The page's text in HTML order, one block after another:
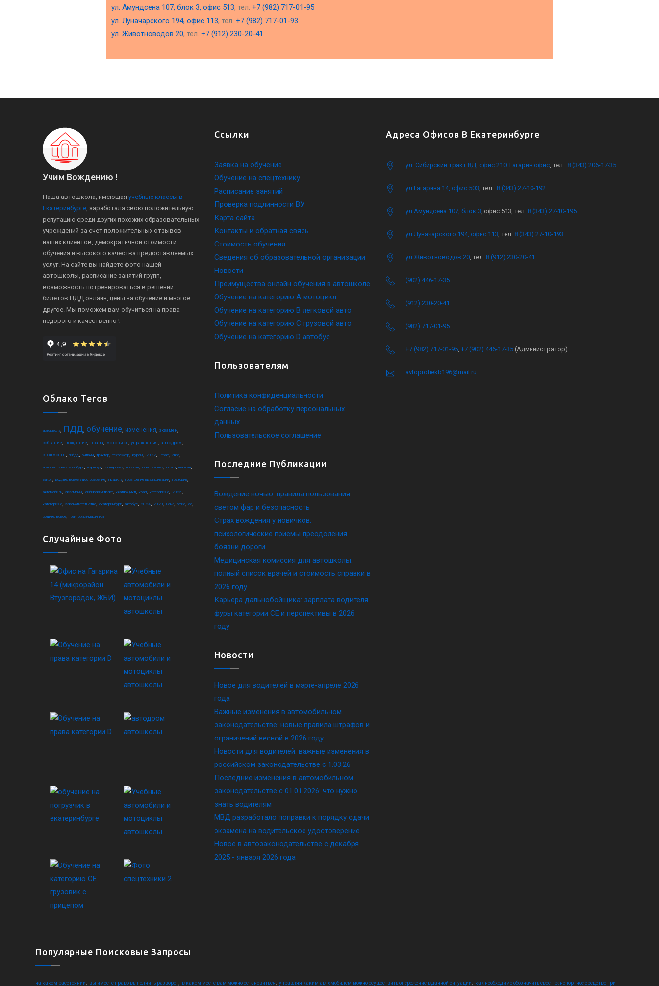
ул. Амундсена 107, блок 3, офис 513, тел. +7 (982) 717-01-95
ул. Луначарского 194, офис 113, тел. +7 (982) 717-01-93
ул. Животноводов 20, тел. +7 (912) 230-20-41
Учим Вождению !
Наша автошкола, имеющая учебные классы в
Екатеринбурге , заработала свою положительную
репутацию среди других похожих образовательных
учреждений за счет положительных отзывов
наших клиентов, демократичной стоимости
обучения и высокого качества предоставляемых
услуг. На сайте вы найдете фото нашей
автошколы, расписание занятий групп,
возможность потренироваться в решении
билетов ПДД онлайн, цены на обучение и многое
другое. Мы поможем вам обучиться на права -
недорого и качественно !
Облако Тегов
автошкола пдд обучение изменения экзамен
собрание вождение права мотоцикл упражнения автодром
стоимость гибдд онлайн трактор техосмотр курсы 2022 штраф авто
автошкола екатеринбург маршрут сортировка новости спецтехника осаго шарташ
закон водительское удостоверение правила повышение квалификации грузовик
автомобиль экзамены сибирский тракт квадроцикл коап категория c 2025
категория d законодательство екатеринбург автобус 2024 2023 цена офис ce
водительское тракторист-машинист
Случайные Фото
Ссылки
Заявка на обучение
Обучение на спецтехнику
Расписание занятий
Проверка подлинности ВУ
Карта сайта
Контакты и обратная связь
Стоимость обучения
Сведения об образовательной организации
Новости
Преимущества онлайн обучения в автошколе
Обучение на категорию A мотоцикл
Обучение на категорию B легковой авто
Обучение на категорию C грузовой авто
Обучение на категорию D автобус
Пользователям
Политика конфиденциальности
Согласие на обработку персональных
данных
Пользовательское соглашение
Последние Публикации
Вождение ночью: правила пользования
светом фар и безопасность
Страх вождения у новичков:
психологические приемы преодоления
боязни дороги
Медицинская комиссия для автошколы:
полный список врачей и стоимость справки в
2026 году
Карьера дальнобойщика: зарплата водителя
фуры категории CE и перспективы в 2026
году
Новости
Новое для водителей в марте-апреле 2026
года
Важные изменения в автомобильном
законодательстве: новые правила штрафов и
ограничений весной в 2026 году
Новости для водителей: важные изменения в
российском законодательстве c 1.03.26
Последние изменения в автомобильном
законодательстве c 01.01.2026: что нужно
знать водителям
МВД разработало поправки к порядку сдачи
экзамена на водительское удостоверение
Новое в автозаконодательстве с декабря
2025 - января 2026 года
Адреса Офисов В Екатеринбурге
ул. Сибирский тракт 8Д, офис 210, Гагарин офис , тел . 8 (343) 206-17-35
ул.Гагарина 14, офис 503 , тел . 8 (343) 27-10-192
ул.Амундсена 107, блок 3 , офис 513, тел. 8 (343) 27-10-195
ул.Луначарского 194, офис 113 , тел. 8 (343) 27-10-193
ул.Животноводов 20 , тел. 8 (912) 230-20-41
(902) 446-17-35
(912) 230-20-41
(982) 717-01-95
+7 (982) 717-01-95 +7 (902) 446-17-35 (Администратор)
avtoprofiekb196@mail.ru
Популярные Поисковые Запросы
на каком расстоянии, вы имеете право выполнить разворот, в каком месте вам можно остановиться, управляя каким автомобилем можно осуществить опережение в данной ситуации, как необходимо обозначить свое транспортное средство при